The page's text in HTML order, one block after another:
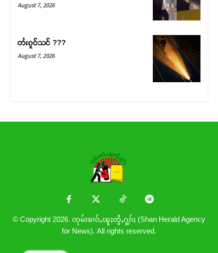
August 7, 2026
တႆးၵူဝ်သင် ???
August 7, 2026
© Copyright 2026. ၸုမ်းၶၢဝ်ႇၽူႈတွႆႇႁွၵ်ႈ (Shan Herald Agency
for News). All rights reserved.